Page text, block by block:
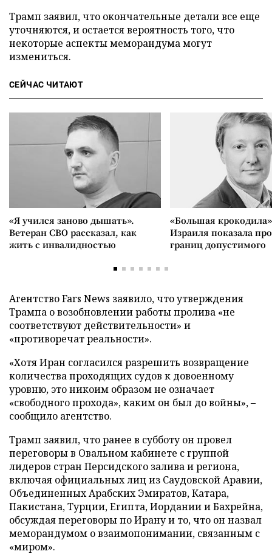
Трамп заявил, что окончательные детали все еще
уточняются, и остается вероятность того, что
некоторые аспекты меморандума могут
измениться.
СЕЙЧАС ЧИТАЮТ
«Я учился заново дышать».
Ветеран СВО рассказал, как
жить с инвалидностью
«Большая
Израиля показала
границ допустимого
Агентство Fars News заявило, что утверждения
Трампа о возобновлении работы пролива «не
соответствуют действительности» и
«противоречат реальности».
«Хотя Иран согласился разрешить возвращение
количества проходящих судов к довоенному
уровню, это никоим образом не означает
«свободного прохода», каким он был до войны», –
сообщило агентство.
Трамп заявил, что ранее в субботу он провел
переговоры в Овальном кабинете с группой
лидеров стран Персидского залива и региона,
включая официальных лиц из Саудовской Аравии,
Объединенных Арабских Эмиратов, Катара,
Пакистана, Турции, Египта, Иордании и Бахрейна,
обсуждая переговоры по Ирану и то, что он назвал
меморандумом о взаимопонимании, связанным с
«миром».